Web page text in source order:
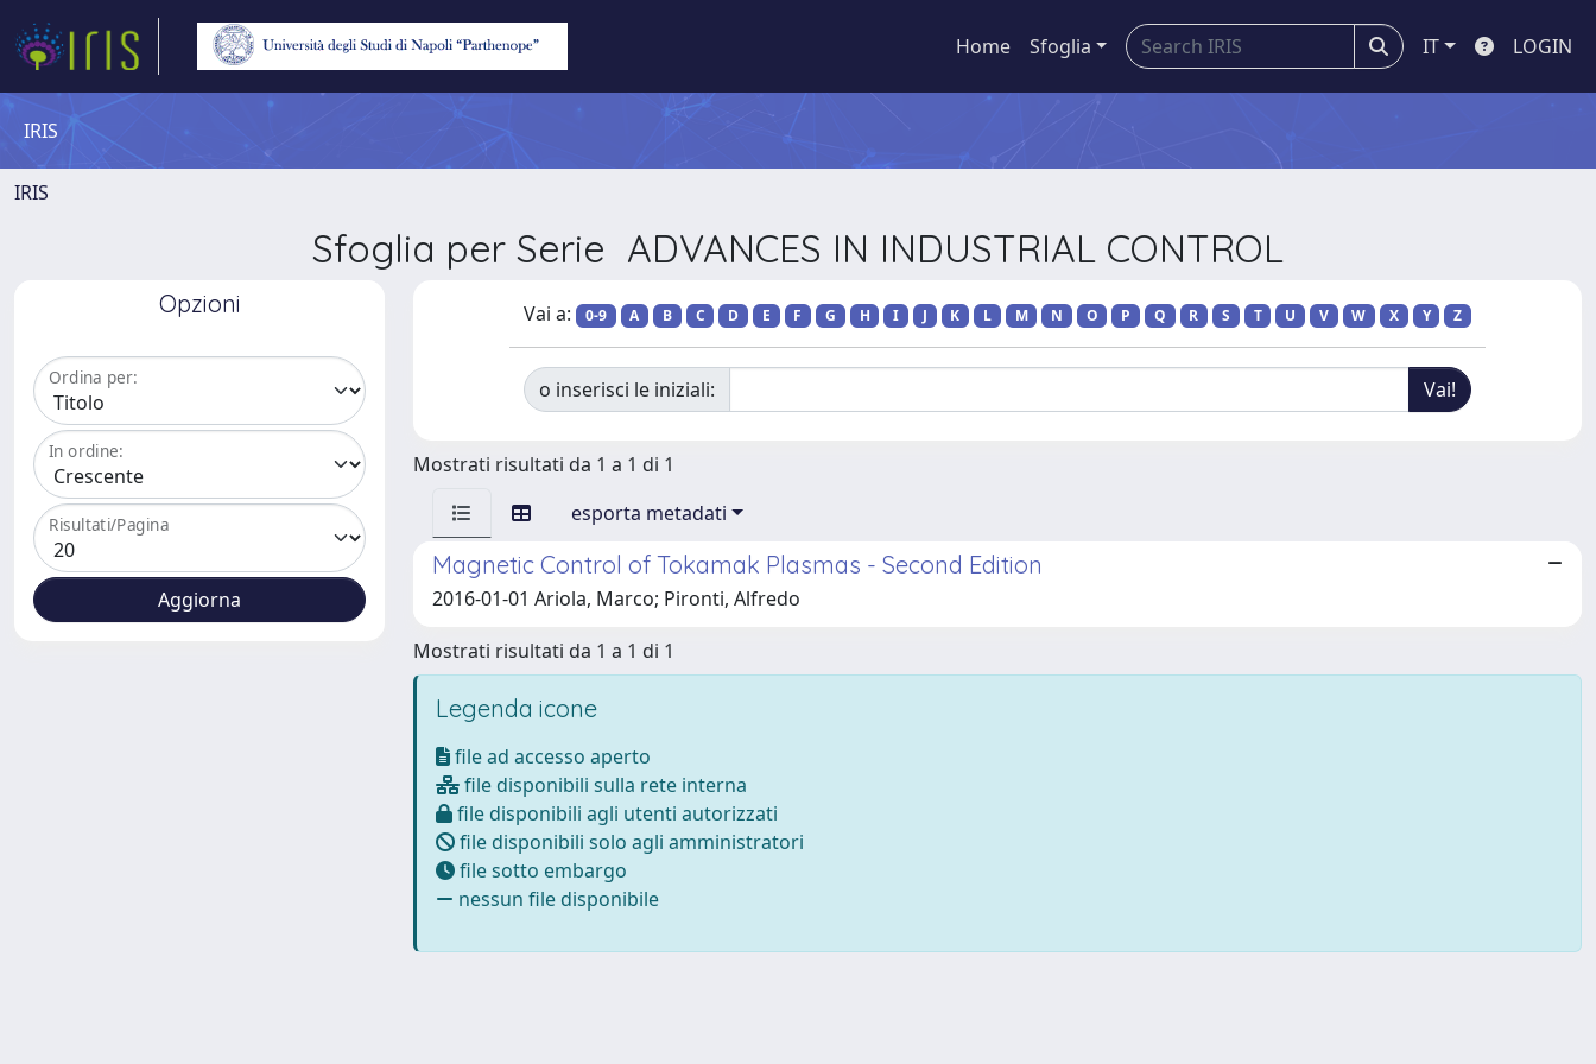
Home Sfoglia IT LOGIN
IRIS
IRIS
Sfoglia per Serie ADVANCES IN INDUSTRIAL CONTROL
Opzioni
Ordina per:
In ordine:
Risultati/Pagina
Vai a: 0-9 A B C D E F G H I J K L M N O P Q R S T U V W X Y Z
o inserisci le iniziali:
Mostrati risultati da 1 a 1 di 1
esporta metadati
Magnetic Control of Tokamak Plasmas - Second Edition
2016-01-01 Ariola, Marco; Pironti, Alfredo
Mostrati risultati da 1 a 1 di 1
Legenda icone
file ad accesso aperto
file disponibili sulla rete interna
file disponibili agli utenti autorizzati
file disponibili solo agli amministratori
file sotto embargo
nessun file disponibile